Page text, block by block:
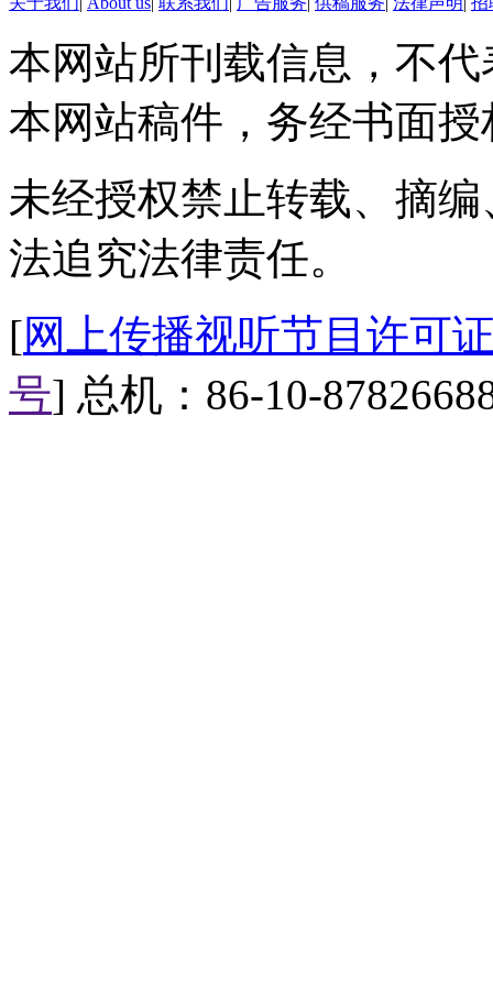
C清障车
D消防车
妮妮：答案是A。急救车都有
视频短片：近日，温州的患
120电话却来了“山寨”急救车，
咙冒血，生命垂危。经调查，
寨”急救车，从中谋取回扣！
4. 近一月来，武汉市近5000
本网站所刊载信息，不
本网站稿件，务经书面授
未经授权禁止转载、摘
法追究法律责任。
[网上传播视听节目许可
号] 总机：86-10-